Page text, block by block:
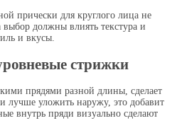
прически для круглого лица не
должны влиять текстура и
и вкусы.
стрижки
прядями разной длины, сделает
лучше уложить наружу, это добавит
внутрь пряди визуально сделают